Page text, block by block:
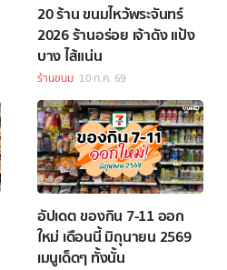
20 ร้าน ขนมไหว้พระจันทร์
2026 ร้านอร่อย เจ้าดัง แป้ง
บาง ไส้แน่น
ร้านขนม 10 ก.ค. 69
อัปเดต ของกิน 7-11 ออก
ใหม่ เดือนนี้ มิถุนายน 2569
เมนูเด็ดๆ ทั้งนั้น